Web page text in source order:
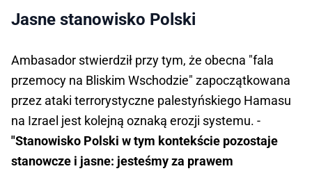
Jasne stanowisko Polski
Ambasador stwierdził przy tym, że obecna "fala
przemocy na Bliskim Wschodzie" zapoczątkowana
przez ataki terrorystyczne palestyńskiego Hamasu
na Izrael jest kolejną oznaką erozji systemu. -
"Stanowisko Polski w tym kontekście pozostaje
stanowcze i jasne: jesteśmy za prawem